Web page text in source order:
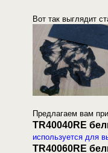
Вот так выглядит
Предлагаем вам
ТR40040RE
используется для
ТR40060RE